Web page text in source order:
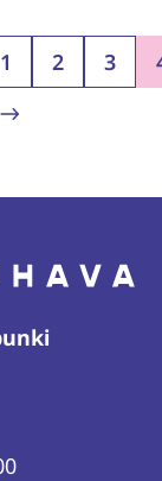
1 2 3